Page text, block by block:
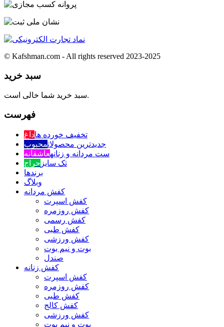
© Kafshman.com - All rights reserved 2023-2025
سبد خرید
سبد خرید شما خالی است.
فهرست
تخفیف خورده هاداغ
جدیدترین محصولاتمحبوب
ست مردانه و زنانهعاشقانه
تک سایز حراج
برندها
وبلاگ
کفش مردانه
کفش اسپرت
کفش روزمره
کفش رسمی
کفش طبی
کفش ورزشی
بوت و نیم بوت
صندل
کفش زنانه
کفش اسپرت
کفش روزمره
کفش طبی
کفش کالج
کفش ورزشی
بوت و نیم بوت